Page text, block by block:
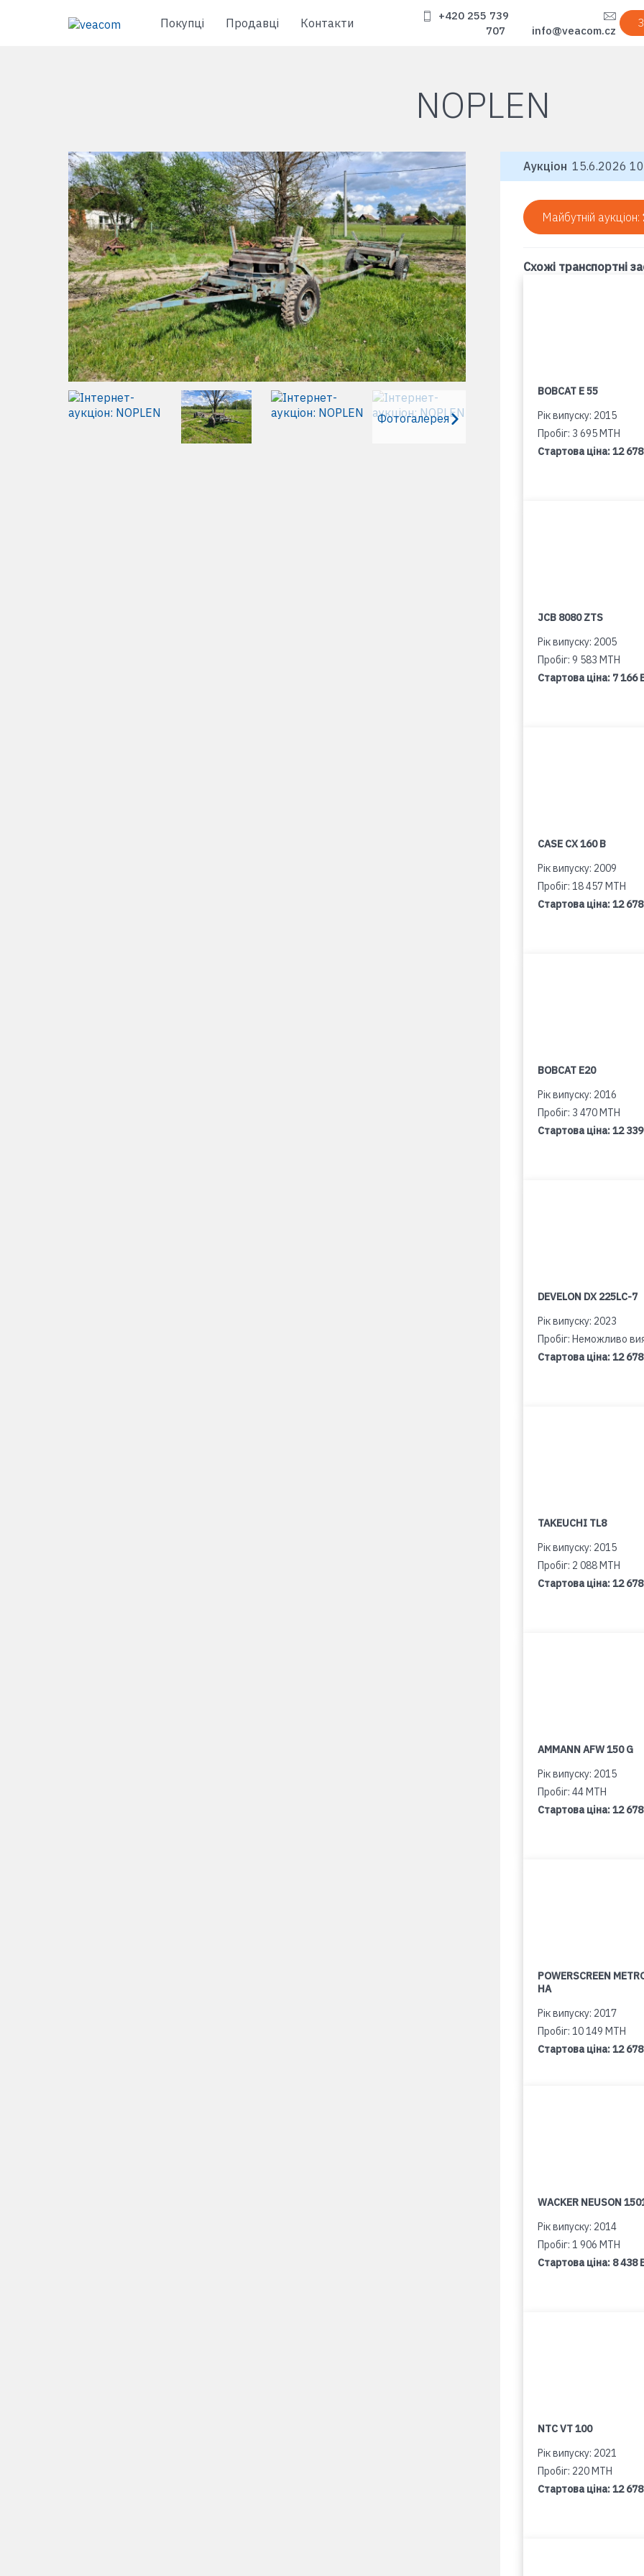
Покупці Продавці Контакти
+420 255 739
707
info@veacom.cz
NOPLEN
Фотогалерея
Аукціон 15.6.2026
Майбутній аукціон:
Схожі транспортні
BOBCAT E 55
Рік випуску: 2015
Пробіг: 3 695 MTH
Стартова ціна:12
JCB 8080 ZTS
Рік випуску: 2005
Пробіг: 9 583 MTH
Стартова ціна: 7 166
CASE CX 160 B
Рік випуску: 2009
Пробіг: 18 457 MTH
Стартова ціна:12
BOBCAT E20
Рік випуску: 2016
Пробіг: 3 470 MTH
Стартова ціна:12
DEVELON DX 225LC-7
Рік випуску: 2023
Пробіг: Неможливо
Стартова ціна:12
TAKEUCHI TL8
Рік випуску: 2015
Пробіг: 2 088 MTH
Стартова ціна:12
AMMANN AFW 150 G
Рік випуску: 2015
Пробіг: 44 MTH
Стартова ціна:12
POWERSCREEN
HA
Рік випуску: 2017
Пробіг: 10 149 MTH
Стартова ціна:12
WACKER NEUSON
Рік випуску: 2014
Пробіг: 1 906 MTH
Стартова ціна: 8 438
NTC VT 100
Рік випуску: 2021
Пробіг: 220 MTH
Стартова ціна:12